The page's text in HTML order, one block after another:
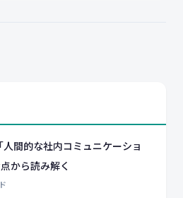
間的な社内コミュニケーショ
から読み解く